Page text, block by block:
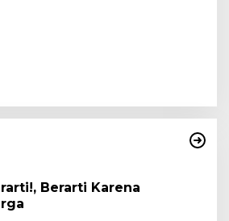
Berarti Karena